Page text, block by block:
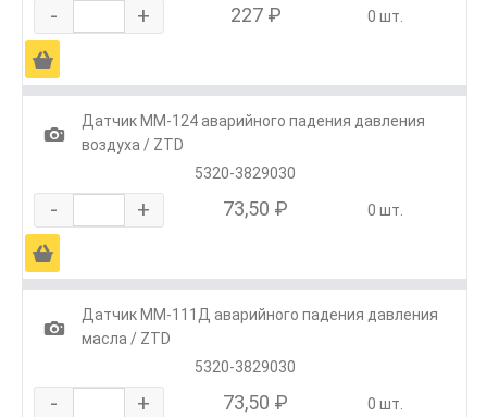
- + 227 ₽ 0 шт.
Ä
1
Датчик ММ-124 аварийного падения давления
воздуха / ZTD
5320-3829030
- + 73,50 ₽ 0 шт.
Ä
1
Датчик ММ-111Д аварийного падения давления
масла / ZTD
5320-3829030
- + 73,50 ₽ 0 шт.